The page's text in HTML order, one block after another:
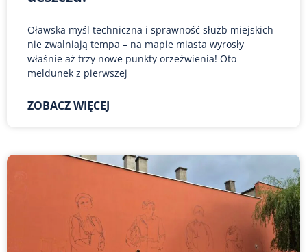
Oławska myśl techniczna i sprawność służb miejskich
nie zwalniają tempa – na mapie miasta wyrosły
właśnie aż trzy nowe punkty orzeźwienia! Oto
meldunek z pierwszej
ZOBACZ WIĘCEJ